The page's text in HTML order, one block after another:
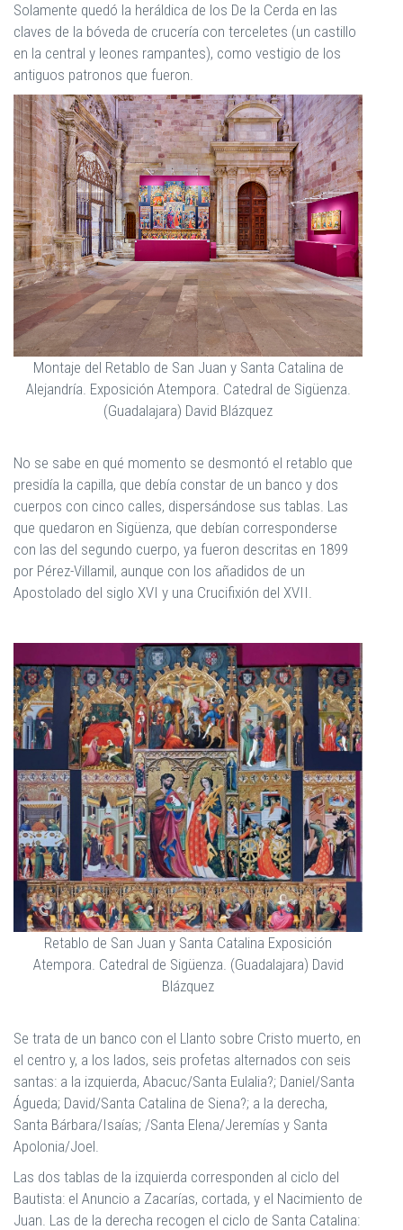
Solamente quedó la heráldica de los De la Cerda en las
claves de la bóveda de crucería con terceletes (un castillo
en la central y leones rampantes), como vestigio de los
antiguos patronos que fueron.
Montaje del Retablo de San Juan y Santa Catalina de
Alejandría. Exposición Atempora. Catedral de Sigüenza.
(Guadalajara) David Blázquez
No se sabe en qué momento se desmontó el retablo que
presidía la capilla, que debía constar de un banco y dos
cuerpos con cinco calles, dispersándose sus tablas. Las
que quedaron en Sigüenza, que debían corresponderse
con las del segundo cuerpo, ya fueron descritas en 1899
por Pérez-Villamil, aunque con los añadidos de un
Apostolado del siglo XVI y una Crucifixión del XVII.
Retablo de San Juan y Santa Catalina Exposición
Atempora. Catedral de Sigüenza. (Guadalajara) David
Blázquez
Se trata de un banco con el Llanto sobre Cristo muerto, en
el centro y, a los lados, seis profetas alternados con seis
santas: a la izquierda, Abacuc/Santa Eulalia?; Daniel/Santa
Águeda; David/Santa Catalina de Siena?; a la derecha,
Santa Bárbara/Isaías; /Santa Elena/Jeremías y Santa
Apolonia/Joel.
Las dos tablas de la izquierda corresponden al ciclo del
Bautista: el Anuncio a Zacarías, cortada, y el Nacimiento de
Juan. Las de la derecha recogen el ciclo de Santa Catalina: